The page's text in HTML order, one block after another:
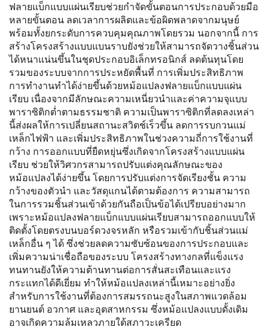
ฟลายแบ็กแบบแผ่นเรียบช่วยกำจัดขั้นตอนการประกอบด้วยมือ
หลายขั้นตอน ลดเวลาการผลิตและข้อผิดพลาดจากมนุษย์
พร้อมทั้งยกระดับการควบคุมคุณภาพโดยรวม นอกจากนี้ การ
สร้างโครงสร้างแบบแบนราบยังช่วยให้สามารถจัดวางชิ้นส่วน
ได้หนาแน่นขึ้นในชุดประกอบอิเล็กทรอนิกส์ ลดต้นทุนโดย
รวมของระบบจากการประหยัดพื้นที่ การเพิ่มประสิทธิภาพ
การทำงานทำได้ง่ายขึ้นด้วยหม้อแปลงฟลายแบ็กแบบแผ่น
เรียบ เนื่องจากมีลักษณะความเหนี่ยวนำและค่าความจุแบบ
พาราซิติกต่ำตามธรรมชาติ ความเป็นพาราซิติกที่ลดลงเหล่า
นี้ส่งผลให้การเปลี่ยนสถานะสวิตช์เร็วขึ้น ลดการรบกวนแม่
เหล็กไฟฟ้า และเพิ่มประสิทธิภาพในช่วงความถี่การใช้งานที่
กว้าง การออกแบบที่ยืดหยุ่นซึ่งเกิดจากโครงสร้างแบบแผ่น
เรียบ ช่วยให้วิศวกรสามารถปรับแต่งคุณลักษณะของ
หม้อแปลงได้ง่ายขึ้น โดยการปรับแต่งการจัดเรียงชั้น ความ
กว้างของตัวนำ และวัสดุแกนได้ตามต้องการ ความสามารถ
ในการรวมชิ้นส่วนเข้าด้วยกันถือเป็นข้อได้เปรียบอย่างมาก
เพราะหม้อแปลงฟลายแบ็กแบบแผ่นเรียบสามารถออกแบบให้
ติดตั้งโดยตรงบนบอร์ดวงจรหลัก หรือรวมเข้ากับชิ้นส่วนแม่
เหล็กอื่น ๆ ได้ ซึ่งช่วยลดความซับซ้อนของการประกอบและ
เพิ่มความน่าเชื่อถือของระบบ โครงสร้างทางกลที่แข็งแรง
ทนทานยังให้ความต้านทานต่อการสั่นสะเทือนและแรง
กระแทกได้ดีเยี่ยม ทำให้หม้อแปลงเหล่านี้เหมาะอย่างยิ่ง
สำหรับการใช้งานที่ต้องการสมรรถนะสูงในสภาพแวดล้อม
ยานยนต์ อวกาศ และอุตสาหกรรม ซึ่งหม้อแปลงแบบดั้งเดิม
อาจเกิดความล้มเหลวภายใต้สภาวะเครียด